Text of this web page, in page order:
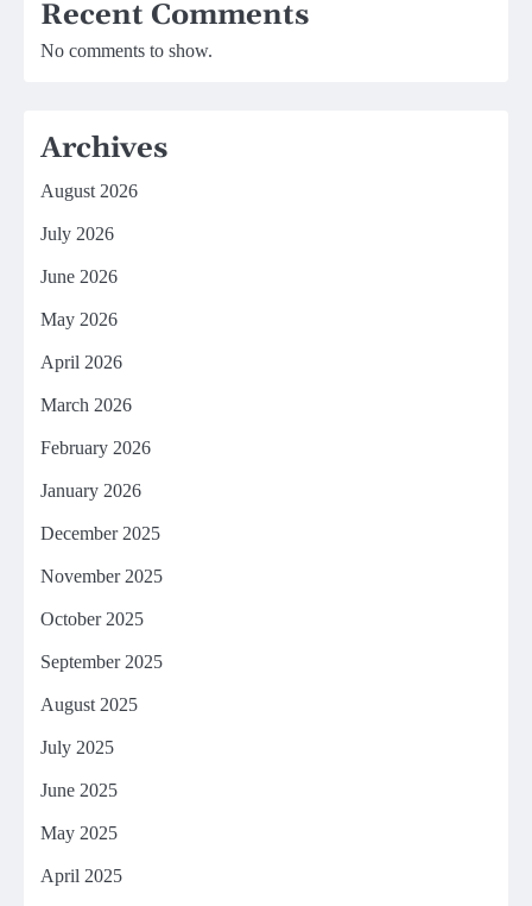
Recent Comments
No comments to show.
Archives
August 2026
July 2026
June 2026
May 2026
April 2026
March 2026
February 2026
January 2026
December 2025
November 2025
October 2025
September 2025
August 2025
July 2025
June 2025
May 2025
April 2025